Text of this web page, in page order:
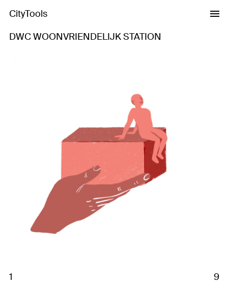
CityTools
DWC WOONVRIENDELIJK STATION
Previous Next
1 9